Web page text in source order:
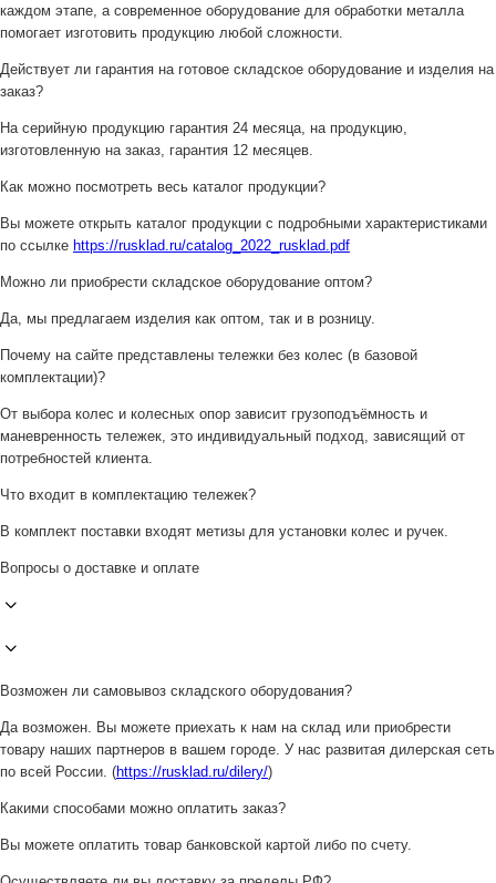
каждом этапе, а современное оборудование для обработки металла
помогает изготовить продукцию любой сложности.
Действует ли гарантия на готовое складское оборудование и изделия на
заказ?
На серийную продукцию гарантия 24 месяца, на продукцию,
изготовленную на заказ, гарантия 12 месяцев.
Как можно посмотреть весь каталог продукции?
Вы можете открыть каталог продукции с подробными характеристиками
по ссылке https://rusklad.ru/catalog_2022_rusklad.pdf
Можно ли приобрести складское оборудование оптом?
Да, мы предлагаем изделия как оптом, так и в розницу.
Почему на сайте представлены тележки без колес (в базовой
комплектации)?
От выбора колес и колесных опор зависит грузоподъёмность и
маневренность тележек, это индивидуальный подход, зависящий от
потребностей клиента.
Что входит в комплектацию тележек?
В комплект поставки входят метизы для установки колес и ручек.
Вопросы о доставке и оплате
Возможен ли самовывоз складского оборудования?
Да возможен. Вы можете приехать к нам на склад или приобрести
товару наших партнеров в вашем городе. У нас развитая дилерская сеть
по всей России. (https://rusklad.ru/dilery/)
Какими способами можно оплатить заказ?
Вы можете оплатить товар банковской картой либо по счету.